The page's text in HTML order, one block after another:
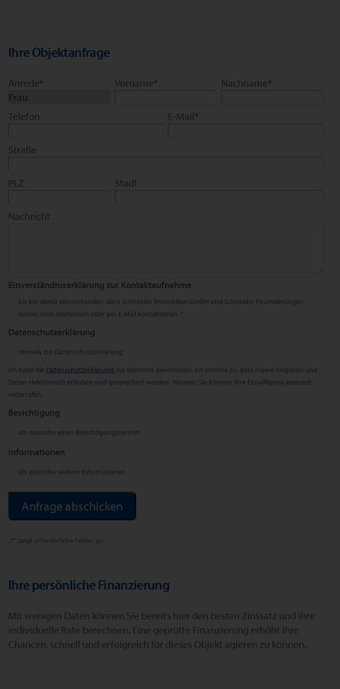
Ihre Objektanfrage
„*“ zeigt erforderliche Felder an
Anrede* Vorname* Nachname*
Telefon E-Mail*
Straße
PLZ Stadt
Nachricht
Einverständniserklärung zur Kontaktaufnahme
Ich bin damit einverstanden, dass Schneider Immobilien GmbH und Schneider Finanzierungen
GmbH mich telefonisch oder per E-Mail kontaktieren. *
Datenschutzerklärung
Hinweis zur Datenschutzerklärung
Ich habe die Datenschutzerklärung zur Kenntnis genommen. Ich stimme zu, dass meine Angaben und
Daten elektronisch erhoben und gespeichert werden. Hinweis: Sie können Ihre Einwilligung jederzeit
widerrufen.
Besichtigung
Ich wünsche einen Besichtigungstermin
Informationen
Ich wünsche weitere Informationen
Ihre persönliche Finanzierung
Mit wenigen Daten können Sie bereits hier den besten Zinssatz und ihre
individuelle Rate berechnen. Eine geprüfte Finanzierung erhöht Ihre
Chancen, schnell und erfolgreich für dieses Objekt agieren zu können.